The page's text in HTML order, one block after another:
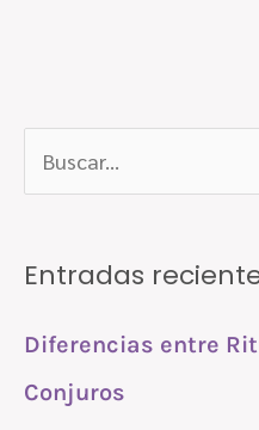
c
Entradas
Diferencias entre
Conjuros